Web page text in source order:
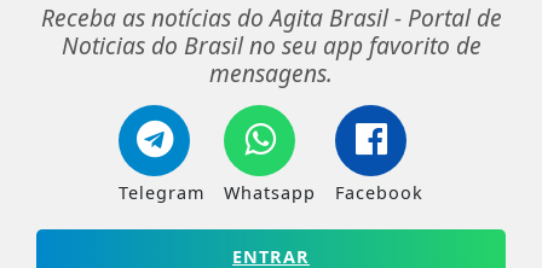
Receba as notícias do Agita Brasil - Portal de
Noticias do Brasil no seu app favorito de
mensagens.
Telegram Whatsapp Facebook
ENTRAR